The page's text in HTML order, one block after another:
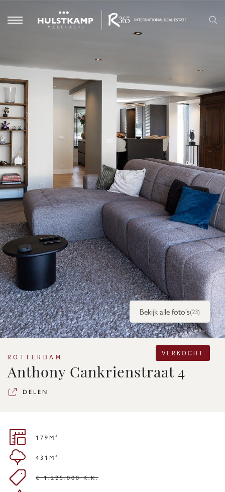
Bekijk alle foto's(23)
VERKOCHT
ROTTERDAM
Anthony Cankrienstraat 4
DELEN
179M²
431M²
€ 1.225.000 K.K.